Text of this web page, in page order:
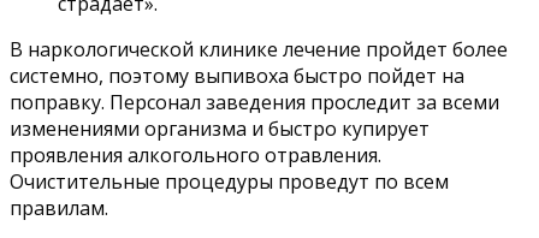
В наркологической клинике лечение пройдет более
системно, поэтому выпивоха быстро пойдет на
поправку. Персонал заведения проследит за всеми
изменениями организма и быстро купирует
проявления алкогольного отравления.
Очистительные процедуры проведут по всем
правилам.